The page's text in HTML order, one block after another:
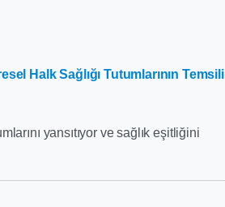
Halk Sağlığı Tutumlarının Temsili
yansıtıyor ve sağlık eşitliğini